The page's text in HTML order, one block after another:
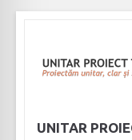
UNITAR